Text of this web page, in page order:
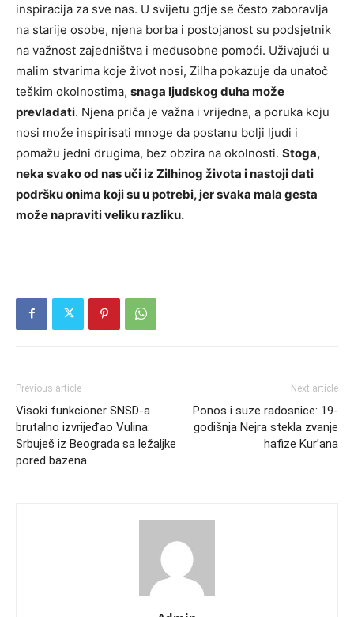
inspiracija za sve nas. U svijetu gdje se često zaboravlja
na starije osobe, njena borba i postojanost su podsjetnik
na važnost zajedništva i međusobne pomoći. Uživajući u
malim stvarima koje život nosi, Zilha pokazuje da unatoč
teškim okolnostima, snaga ljudskog duha može
prevladati. Njena priča je važna i vrijedna, a poruka koju
nosi može inspirisati mnoge da postanu bolji ljudi i
pomažu jedni drugima, bez obzira na okolnosti. Stoga,
neka svako od nas uči iz Zilhinog života i nastoji dati
podršku onima koji su u potrebi, jer svaka mala gesta
može napraviti veliku razliku.
Previous article
Visoki funkcioner SNSD-a
brutalno izvrijeđao Vulina:
Srbuješ iz Beograda sa ležaljke
pored bazena
Next article
Ponos i suze radosnice: 19-
godišnja Nejra stekla zvanje
hafize Kur’ana